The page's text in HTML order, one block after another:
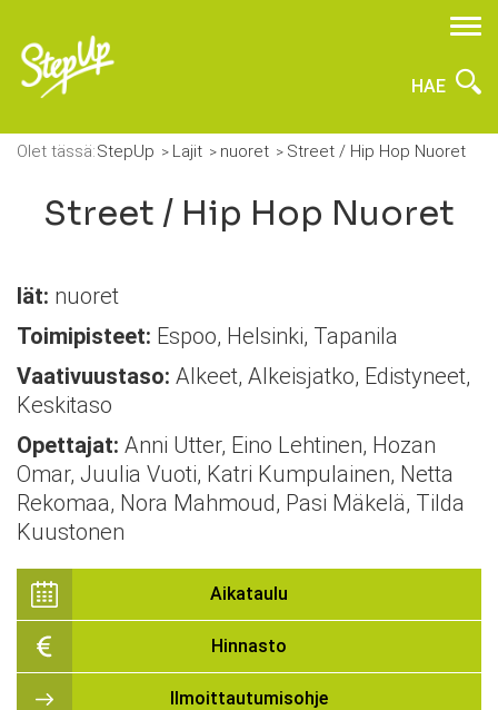
HAE
Olet tässä:StepUp Lajit nuoret Street / Hip Hop Nuoret
Street / Hip Hop Nuoret
Iät: nuoret
Toimipisteet: Espoo, Helsinki, Tapanila
Vaativuustaso: Alkeet, Alkeisjatko, Edistyneet,
Keskitaso
Opettajat: Anni Utter, Eino Lehtinen, Hozan
Omar, Juulia Vuoti, Katri Kumpulainen, Netta
Rekomaa, Nora Mahmoud, Pasi Mäkelä, Tilda
Kuustonen
Aikataulu
Hinnasto
Ilmoittautumisohje